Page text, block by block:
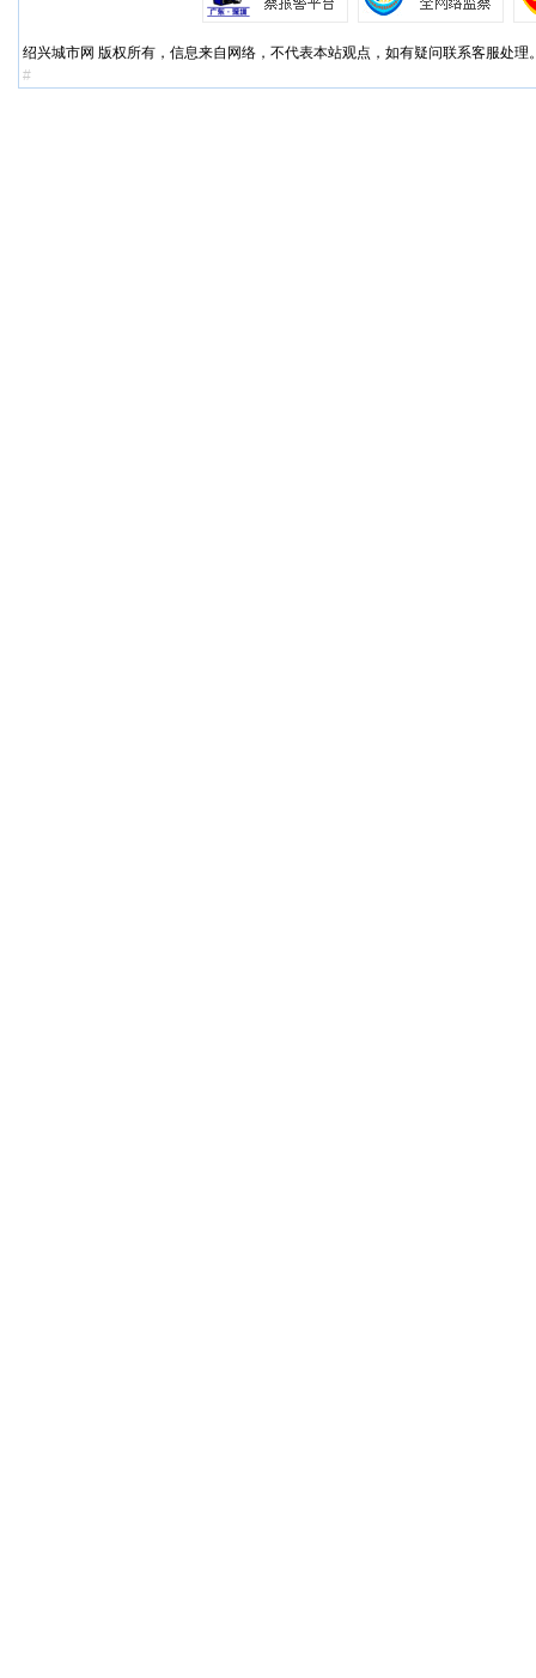
绍兴城市网 版权所有，信息来自网络，不代表本站观点，如有疑问联系客服处理
#